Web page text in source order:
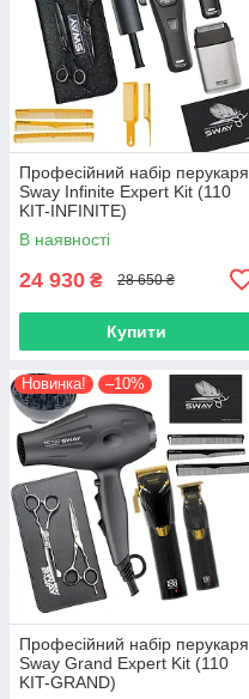
Професійний набір перукаря
Sway Infinite Expert Kit (110
KIT-INFINITE)
В наявності
24 930 ₴ 28 650 ₴
Купити
Новинка! –10%
Професійний набір перукаря
Sway Grand Expert Kit (110
KIT-GRAND)